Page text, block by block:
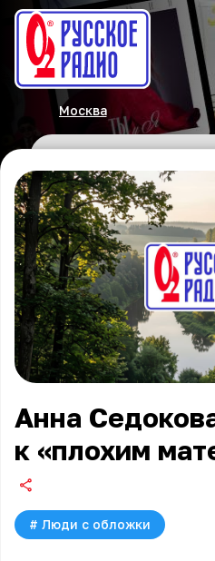
Москва
Анна
к «плохим
# Люди с обложки